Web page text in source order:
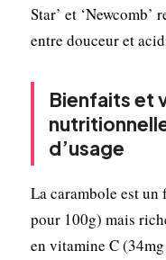
Star’ et ‘Newcomb’
entre douceur et
Bienfaits et
d’usage
La carambole est
pour 100g) mais
en vitamine C